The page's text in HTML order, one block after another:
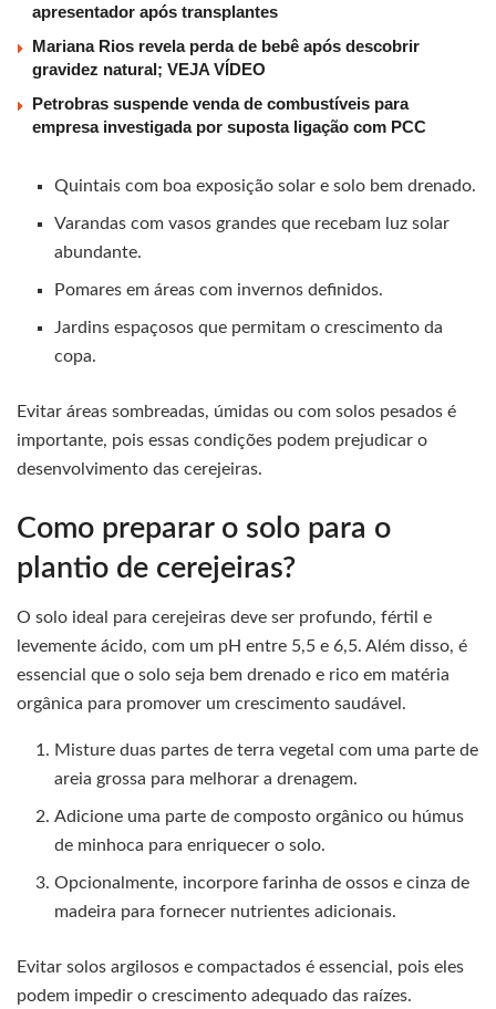
apresentador após transplantes
Mariana Rios revela perda de bebê após descobrir
gravidez natural; VEJA VÍDEO
Petrobras suspende venda de combustíveis para
empresa investigada por suposta ligação com PCC
Quintais com boa exposição solar e solo bem drenado.
Varandas com vasos grandes que recebam luz solar
abundante.
Pomares em áreas com invernos definidos.
Jardins espaçosos que permitam o crescimento da
copa.
Evitar áreas sombreadas, úmidas ou com solos pesados é
importante, pois essas condições podem prejudicar o
desenvolvimento das cerejeiras.
Como preparar o solo para o
plantio de cerejeiras?
O solo ideal para cerejeiras deve ser profundo, fértil e
levemente ácido, com um pH entre 5,5 e 6,5. Além disso, é
essencial que o solo seja bem drenado e rico em matéria
orgânica para promover um crescimento saudável.
Misture duas partes de terra vegetal com uma parte de
areia grossa para melhorar a drenagem.
Adicione uma parte de composto orgânico ou húmus
de minhoca para enriquecer o solo.
Opcionalmente, incorpore farinha de ossos e cinza de
madeira para fornecer nutrientes adicionais.
Evitar solos argilosos e compactados é essencial, pois eles
podem impedir o crescimento adequado das raízes.